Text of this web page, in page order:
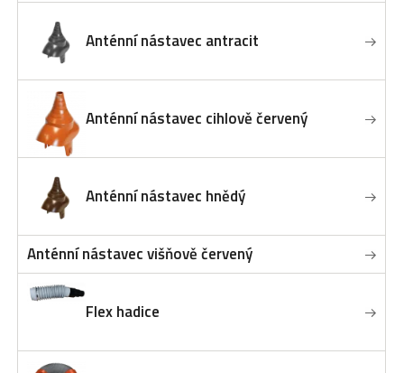
Anténní nástavec antracit
Anténní nástavec cihlově červený
Anténní nástavec hnědý
Anténní nástavec višňově červený
Flex hadice